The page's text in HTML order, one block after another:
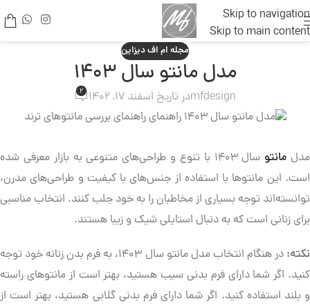
Skip to navigation
Skip to main content
مجله ام اف دیزاین
مدل مانتو سال ۱۴۰۳
mfdesignدر تاریخ اسفند 17, 1402 2
مدل مانتو
سال ۱۴۰۳ با تنوع و طراحی‌های متنوعی به بازار معرفی شده
است. این مانتوها با استفاده از جنس‌های با کیفیت و طراحی‌های مدرن،
توانسته‌اند توجه بسیاری از مخاطبان را به خود جلب کنند. انتخاب مناسبی
برای زنانی است که به دنبال استایلی شیک و زیبا هستند.
نکته:
در هنگام انتخاب مدل مانتو سال ۱۴۰۳، به فرم بدن زنانه خود توجه
کنید. اگر شما دارای فرم بدنی سیب هستید، بهتر است از مانتوهای راسته
و بلند استفاده کنید. اگر شما دارای فرم بدنی گلابی هستید، بهتر است از